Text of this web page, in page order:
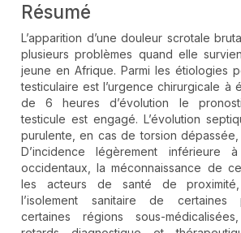
Résumé
L’apparition d’une douleur scrotale
plusieurs problèmes quand elle
jeune en Afrique. Parmi les étiologies
testiculaire est l’urgence chirurgicale à
de 6 heures d’évolution le
testicule est engagé. L’évolution
purulente, en cas de torsion dépassée,
D’incidence légèrement inférieure
occidentaux, la méconnaissance de
les acteurs de santé de
l’isolement sanitaire de certaines
certaines régions sous-